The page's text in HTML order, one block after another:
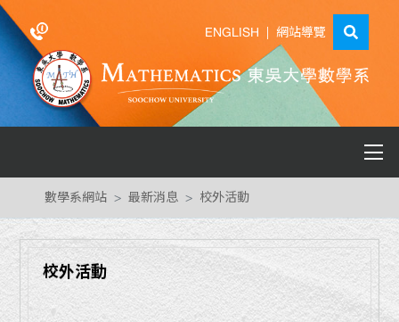
ENGLISH | 網站導覽
數學系網站 最新消息 校外活動
校外活動